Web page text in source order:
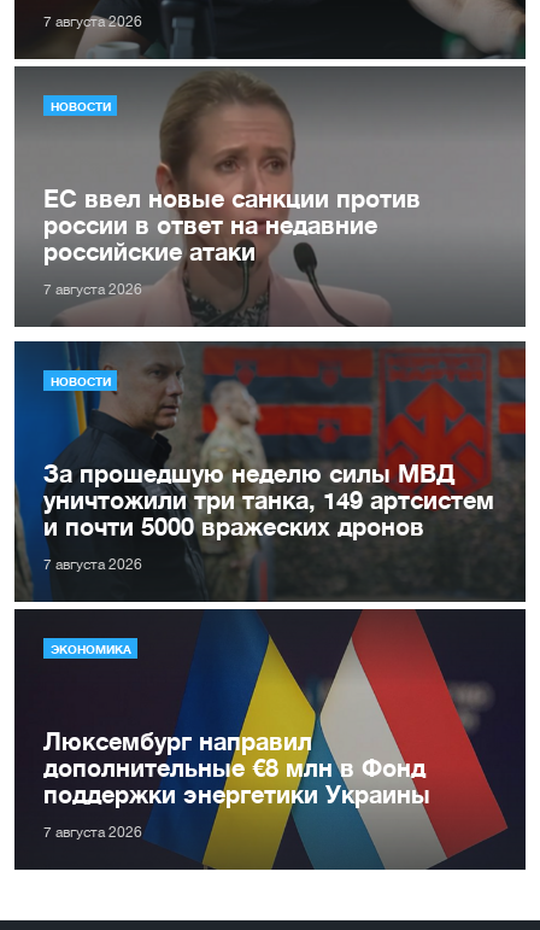
7 августа 2026
НОВОСТИ
ЕС ввел новые санкции против
россии в ответ на недавние
российские атаки
7 августа 2026
НОВОСТИ
За прошедшую неделю силы МВД
уничтожили три танка, 149 артсистем
и почти 5000 вражеских дронов
7 августа 2026
ЭКОНОМИКА
Люксембург направил
дополнительные €8 млн в Фонд
поддержки энергетики Украины
7 августа 2026